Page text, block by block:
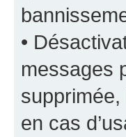
•
messages
supprimée,
en cas